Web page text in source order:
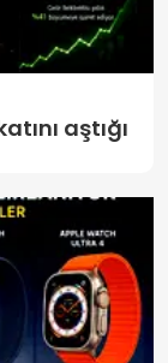
aştığı